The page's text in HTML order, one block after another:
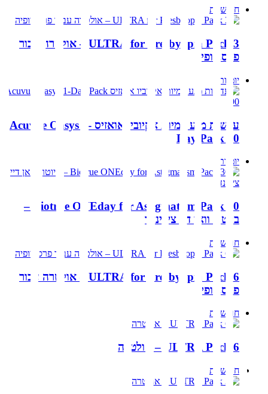
חודשיות
ULTRA for Presbyopia Pack 3 – אולטרה עבור
פרסביופיה
יומיות
עדשות מגע יומיות אקיוביו אואזיס Acuvue Oasys 1-
Day Pack 90
יומיות
Biotrue ONEday for Astigmatism Pack 30 –
ביוטרו וואן דיי צילינדר
חודשיות
ULTRA for Presbyopia Pack 6 – אולטרה עבור
פרסביופיה
חודשיות
ULTRA Pack 6 – אולטרה
חודשיות